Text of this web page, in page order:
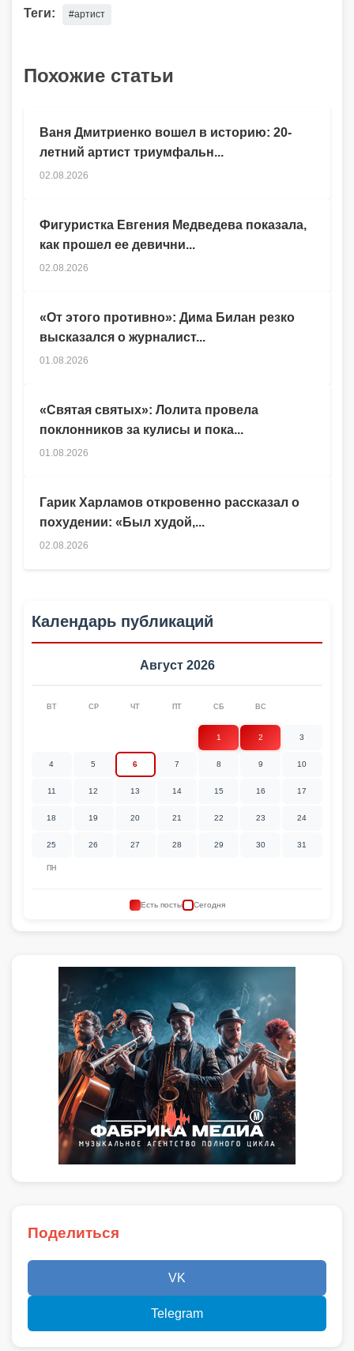
Теги: #артист
Похожие статьи
Гарик Харламов откровенно рассказал о
похудении: «Был худой,...
02.08.2026
Ваня Дмитриенко вошел в историю: 20-
летний артист триумфальн...
02.08.2026
Фигуристка Евгения Медведева показала,
как прошел ее девични...
02.08.2026
«От этого противно»: Дима Билан резко
высказался о журналист...
01.08.2026
«Святая святых»: Лолита провела
поклонников за кулисы и пока...
01.08.2026
Календарь публикаций
Август 2026
ПН
ВТ СР ЧТ ПТ СБ ВС
1 2 3
4 5 6 7 8 9 10
11 12 13 14 15 16 17
18 19 20 21 22 23 24
25 26 27 28 29 30 31
Есть посты Сегодня
Поделиться
VK
Telegram